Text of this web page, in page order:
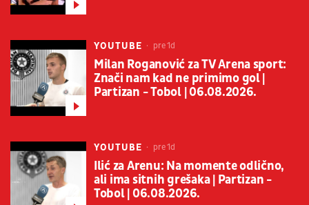
YOUTUBE pre 1d
Milan Roganović za TV Arena sport:
Znači nam kad ne primimo gol |
Partizan - Tobol | 06.08.2026.
YOUTUBE pre 1d
Ilić za Arenu: Na momente odlično,
ali ima sitnih grešaka | Partizan -
Tobol | 06.08.2026.